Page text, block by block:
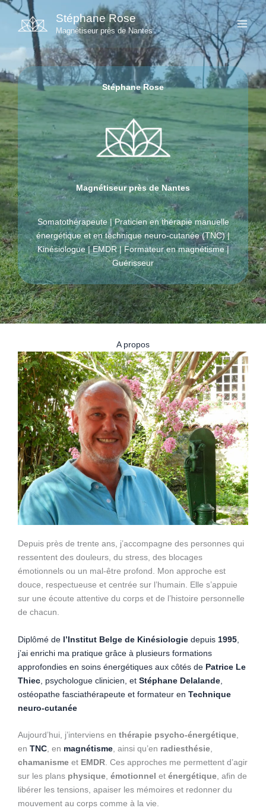
Aller
contenu
Stéphane Rose
Magnétiseur près de Nantes
Stéphane Rose
Magnétiseur près de Nantes
Somatothérapeute | Praticien en thérapie manuelle
énergétique et en technique neuro-cutanée (TNC) |
Kinésiologue | EMDR | Formateur en magnétisme |
Guérisseur
A propos
Depuis près de trente ans, j’accompagne des personnes qui
ressentent des douleurs, du stress, des blocages
émotionnels ou un mal-être profond. Mon approche est
douce, respectueuse et centrée sur l’humain. Elle s’appuie
sur une écoute attentive du corps et de l’histoire personnelle
de chacun.
Diplômé de l’Institut Belge de Kinésiologie depuis 1995
j’ai enrichi ma pratique grâce à plusieurs formations
approfondies en soins énergétiques aux côtés de Patrice Le
Thiec , psychologue clinicien, et Stéphane Delalande
ostéopathe fasciathérapeute et formateur en Technique
neuro-cutanée
Aujourd’hui, j’interviens en thérapie psycho-énergétique
en TNC , en magnétisme , ainsi qu’en radiesthésie
chamanisme et EMDR . Ces approches me permettent d’agir
sur les plans physique émotionnel et énergétique , afin de
libérer les tensions, apaiser les mémoires et redonner du
mouvement au corps comme à la vie.